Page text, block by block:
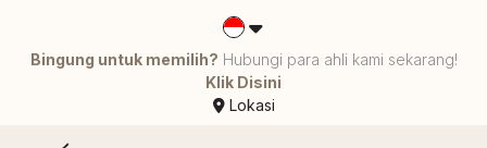
Bingung untuk memilih? Hubungi para ahli kami sekarang!
Klik Disini
Lokasi